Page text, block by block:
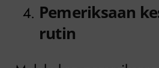
Pemeriksaan
rutin